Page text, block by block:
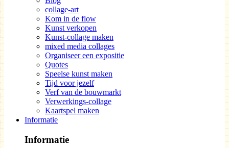
collage-art
Kom in de flow
Kunst verkopen
Kunst-collage maken
mixed media collages
Organiseer een expositie
Quotes
Speelse kunst maken
Tijd voor jezelf
Verf van de bouwmarkt
Verwerkings-collage
Kaartspel maken
Informatie
Informatie